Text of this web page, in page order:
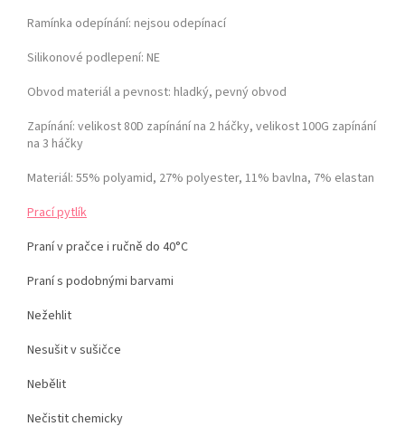
Ramínka odepínání: nejsou odepínací
Silikonové podlepení: NE
Obvod materiál a pevnost: hladký, pevný obvod
Zapínání: velikost 80D zapínání na 2 háčky, velikost 100G zapínání
na 3 háčky
Materiál: 55% polyamid, 27% polyester, 11% bavlna, 7% elastan
Prací pytlík
Praní v pračce i ručně do 40°C
Praní s podobnými barvami
Nežehlit
Nesušit v sušičce
Nebělit
Nečistit chemicky